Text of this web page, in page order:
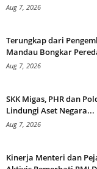
Aug 7, 2026
Terungkap dari
Mandau Bongkar
Aug 7, 2026
SKK Migas, PHR dan
Lindungi Aset Negara...
Aug 7, 2026
Kinerja Menteri dan